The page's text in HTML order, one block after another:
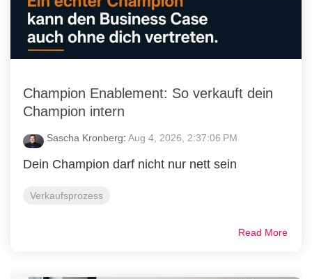
Champion Enablement: So verkauft dein
Champion intern
Sascha Kronberg: Aug 4, 2026, 2:37:06 PM
Dein Champion darf nicht nur nett sein
Verkaufsprozess
Read More